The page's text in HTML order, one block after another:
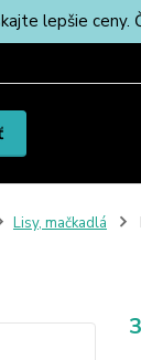
lepšie
Lisy, mačkadlá